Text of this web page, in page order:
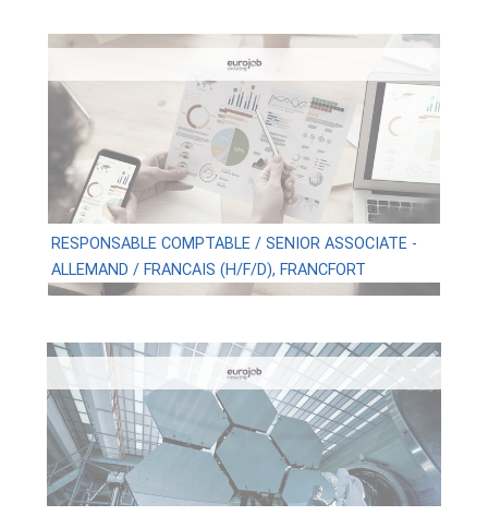
RESPONSABLE COMPTABLE / SENIOR ASSOCIATE -
ALLEMAND / FRANCAIS (H/F/D), FRANCFORT